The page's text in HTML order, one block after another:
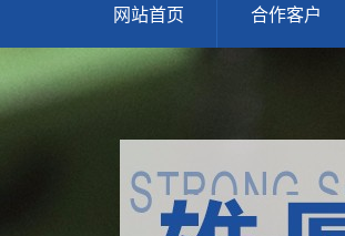
网站首页 合作客户